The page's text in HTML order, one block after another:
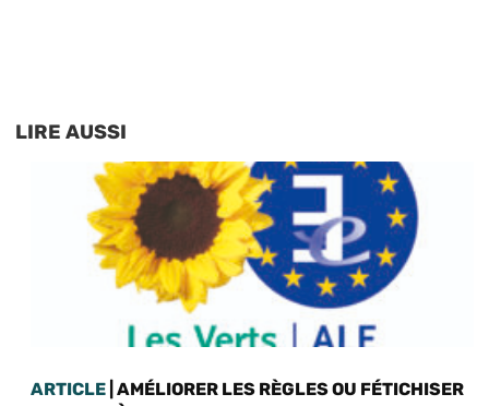
LIRE AUSSI
ARTICLE | AMÉLIORER LES RÈGLES OU FÉTICHISER